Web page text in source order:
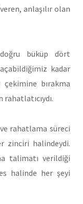
anlaşılır olan
büküp dört
açabildiğimiz kadar
bırakma
rahatlatıcıydı.
rahatlama süreci
zinciri halindeydi.
talimatı verildiği
halinde her şeyi